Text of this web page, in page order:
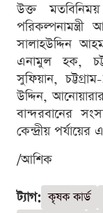
উক্ত
পরিকল্পনামন্ত্রী
সালাহউদ্দিন
এনামুল হক,
সুফিয়ান,
উদ্দিন,
বান্দরবানের
কেন্দ্রীয়
/আশিক
ট্যাগ: কৃষক কার্ড